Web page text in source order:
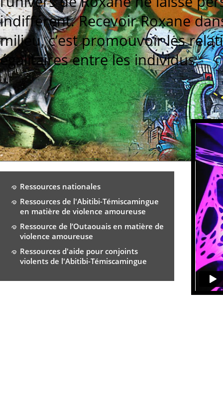
indifférent. Recevoir Roxane
milieu, c’est promouvoir les
égalitaires entre les individus.
Ressources nationales
Ressources de l'Abitibi-Témiscamingue
en matière de violence amoureuse
Ressource de l’Outaouais en matière de
violence amoureuse
Ressources d'aide pour conjoints
violents de l'Abitibi-Témiscamingue